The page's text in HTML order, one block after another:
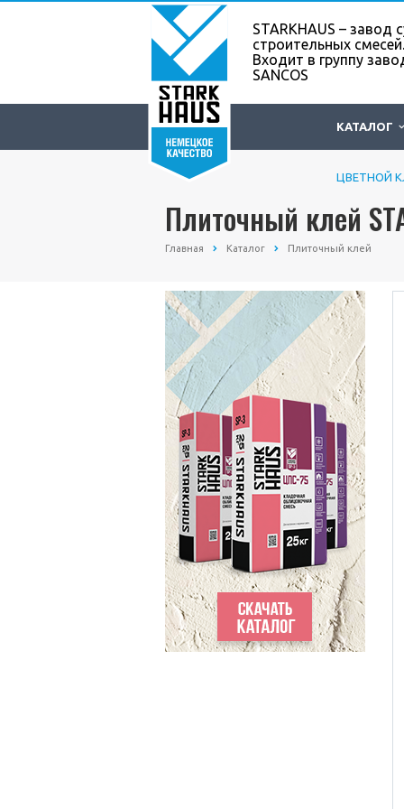
STARKHAUS – завод
строительных смесей.
Входит в группу
SANCOS
КАТАЛОГ
ЦВЕТНОЙ
Плиточный клей
Главная Каталог Плиточный клей